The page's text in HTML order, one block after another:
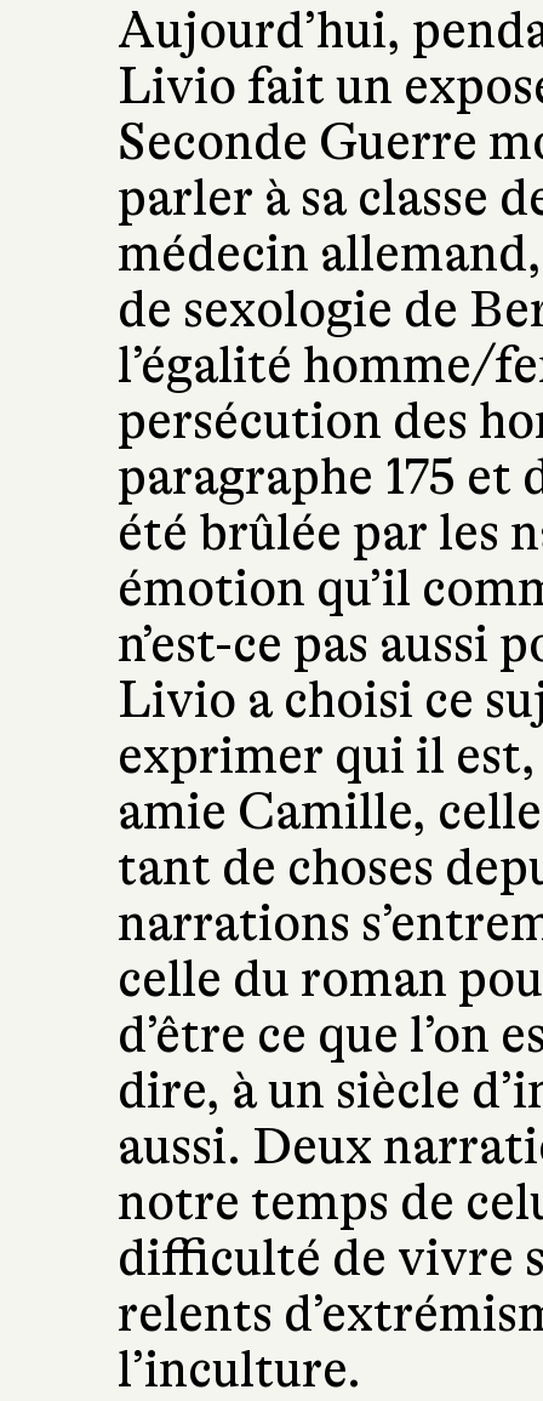
Aujourd’hui,
Livio fait un
Seconde Guerre
parler à sa classe
médecin
de sexologie de
l’égalité homme/
persécution des
paragraphe 175
été brûlée par les
émotion qu’il
n’est-ce pas aussi
Livio a choisi ce
exprimer qui il
amie Camille,
tant de choses
narrations
celle du roman
d’être ce que l’on
dire, à un siècle
aussi. Deux
notre temps de
difficulté de vivre
relents
l’inculture.